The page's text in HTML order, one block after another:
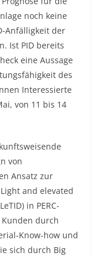
noch keine
Anfälligkeit der
Ist PID bereits
eine Aussage
des
Interessierte
von 11 bis 14
von
Ansatz zur
and elevated
in PERC-
durch
Know-how und
sich durch Big